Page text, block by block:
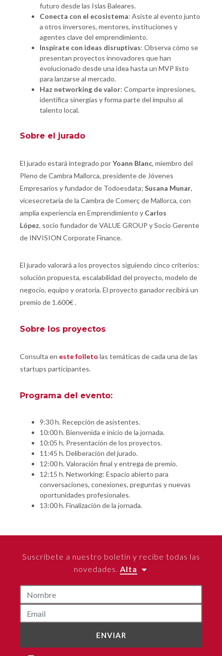
futuro desde las Islas Baleares.
Conecta con el ecosistema: Asiste al evento junto
a otros inversores, mentores, instituciones y
agentes clave del emprendimiento.
Inspírate con ideas disruptivas: Observa cómo se
presentan proyectos innovadores que han
evolucionado desde una idea hasta un MVP listo
para lanzarse al mercado.
Haz networking de valor: Comparte impresiones,
identifica sinergias y forma parte del impulso al
talento local.
Sobre el jurado
El jurado estará integrado porYoann Blanc, miembro del
Pleno de Cambra Mallorca, presidente de Jóvenes
Empresarios y fundador de Todoesdata; Susana Munar,
vicesecretaria de la Cambra de Comerç de Mallorca, con
amplia experiencia en Emprendimiento y Carlos
López, socio fundador de VALUE GROUP y Socio Gerente
de INVISION Corporate Finance.
El jurado valorará a los proyectos siguiendo cinco criterios:
solución propuesta, escalabilidad del proyecto, modelo de
negocio, equipo y oratoria. El proyecto ganador recibirá un
premio de 1.600€ .
Sobre los proyectos
Consulta en este folleto las temáticas de cada una de las
startups participantes.
Programa del evento:
9:30 h. Recepción de asistentes.
10:00 h. Bienvenida e inicio de la jornada.
10:05 h. Presentación de los proyectos.
11:45 h. Deliberación del jurado.
12:00 h. Valoración final y entrega de premio.
12:15 h. Networking: Espacio abierto para
conversaciones, conexiones, preguntas y nuevas
oportunidades profesionales.
13:00 h. Finalización de la jornada.
Suscríbete a nuestro boletín y recibe todas las
novedades. Alta
ENVIAR